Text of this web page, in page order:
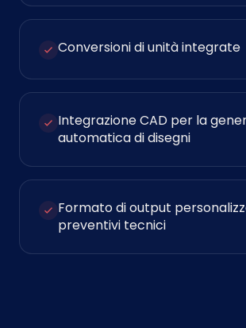
Conversioni di unità integrate
Integrazione CAD per la
automatica di disegni
Formato di output
preventivi tecnici